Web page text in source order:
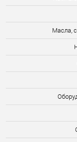
Масла,